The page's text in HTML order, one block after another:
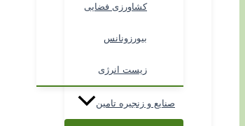
کشاورزی فضایی
بیورزونانس
زیست انرژی
صنایع و زنجیره تامین